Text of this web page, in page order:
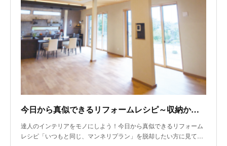
今日から真似できるリフォームレシピ～収納から空間構成 楽しい・便利なギミックもいっぱい
達人のインテリアをモノにしよう！今日から真似できるリフォーム
レシピ「いつもと同じ、マンネリプラン」を脱却したい方に見て…